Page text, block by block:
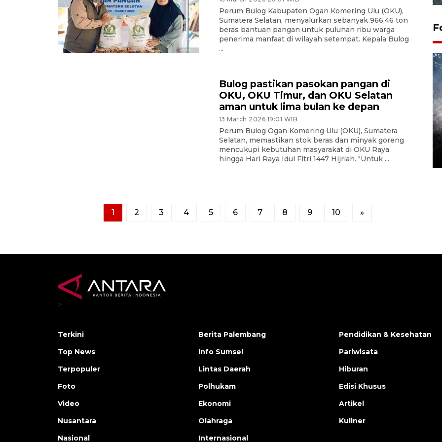
Perum Bulog Kabupaten Ogan Komering Ulu (OKU),
Sumatera Selatan, menyalurkan sebanyak 966,46 ton
beras bantuan pangan untuk puluhan ribu warga
penerima manfaat di wilayah setempat. Kepala Bulog
...
Bulog pastikan pasokan pangan di
OKU, OKU Timur, dan OKU Selatan
aman untuk lima bulan ke depan
13 March 2026 19:01 WIB
Perum Bulog Ogan Komering Ulu (OKU), Sumatera
Selatan, memastikan stok beras dan minyak goreng
mencukupi kebutuhan masyarakat di OKU Raya
hingga Hari Raya Idul Fitri 1447 Hijriah. "Untuk ...
1 2 3 4 5 6 7 8 9 10 »
Alokasi anggaran untuk bibit
kopi arabika Gayo
15 June 2026 11:15 WIB
>
Terkini
Top News
Terpopuler
Foto
Video
Nusantara
Nasional
Berita Palembang
Info Sumsel
Lintas Daerah
Polhukam
Ekonomi
Olahraga
Internasional
Pendidikan & Kesehatan
Pariwisata
Hiburan
Edisi Khusus
Artikel
Kuliner